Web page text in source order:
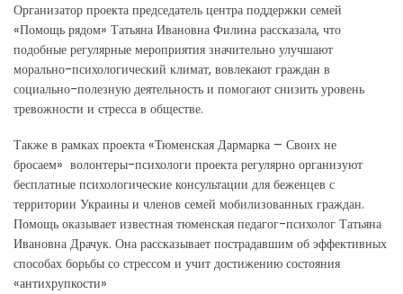
Организатор проекта председатель центра поддержки семей
«Помощь рядом» Татьяна Ивановна Филина рассказала, что
подобные регулярные мероприятия значительно улучшают
морально-психологический климат, вовлекают граждан в
социально-полезную деятельность и помогают снизить уровень
тревожности и стресса в обществе.
Также в рамках проекта «Тюменская Дармарка – Своих не
бросаем» волонтеры-психологи проекта регулярно организуют
бесплатные психологические консультации для беженцев с
территории Украины и членов семей мобилизованных граждан.
Помощь оказывает известная тюменская педагог-психолог Татьяна
Ивановна Драчук. Она рассказывает пострадавшим об эффективных
способах борьбы со стрессом и учит достижению состояния
«антихрупкости»